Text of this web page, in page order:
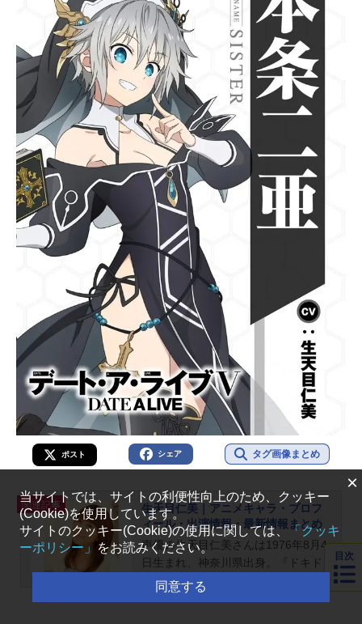
ポスト シェア タグ画像まとめ
関連記事
生天目仁美｜アニメキャラ・プロフ
ィール・出演情報・最新情報まとめ
声優の生天目仁美さんは1976年8月4
日生まれ、神奈川県出身。『ドキド
キ！プリキュア』の相田マナ／キュ
目次
×
当サイトでは、サイトの利便性向上のため、クッキー
(Cookie)を使用しています。
サイトのクッキー(Cookie)の使用に関しては、「クッキ
ーポリシー」
をお読みください。
同意する